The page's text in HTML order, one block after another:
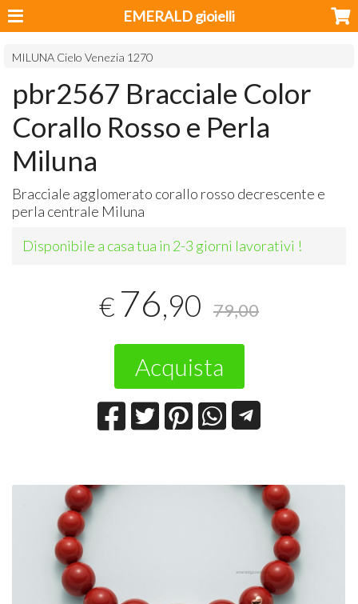
EMERALD gioielli
MILUNA Cielo Venezia 1270
pbr2567 Bracciale Color
Corallo Rosso e Perla
Miluna
Bracciale agglomerato corallo rosso decrescente e
perla centrale Miluna
Disponibile a casa tua in 2-3 giorni lavorativi !
€ 76,90 79,00
Acquista